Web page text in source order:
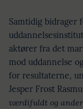
Samtidig bidrager
aktører fra det
mod uddannelse
for resultaterne,
Jesper Frost
værdifuldt og